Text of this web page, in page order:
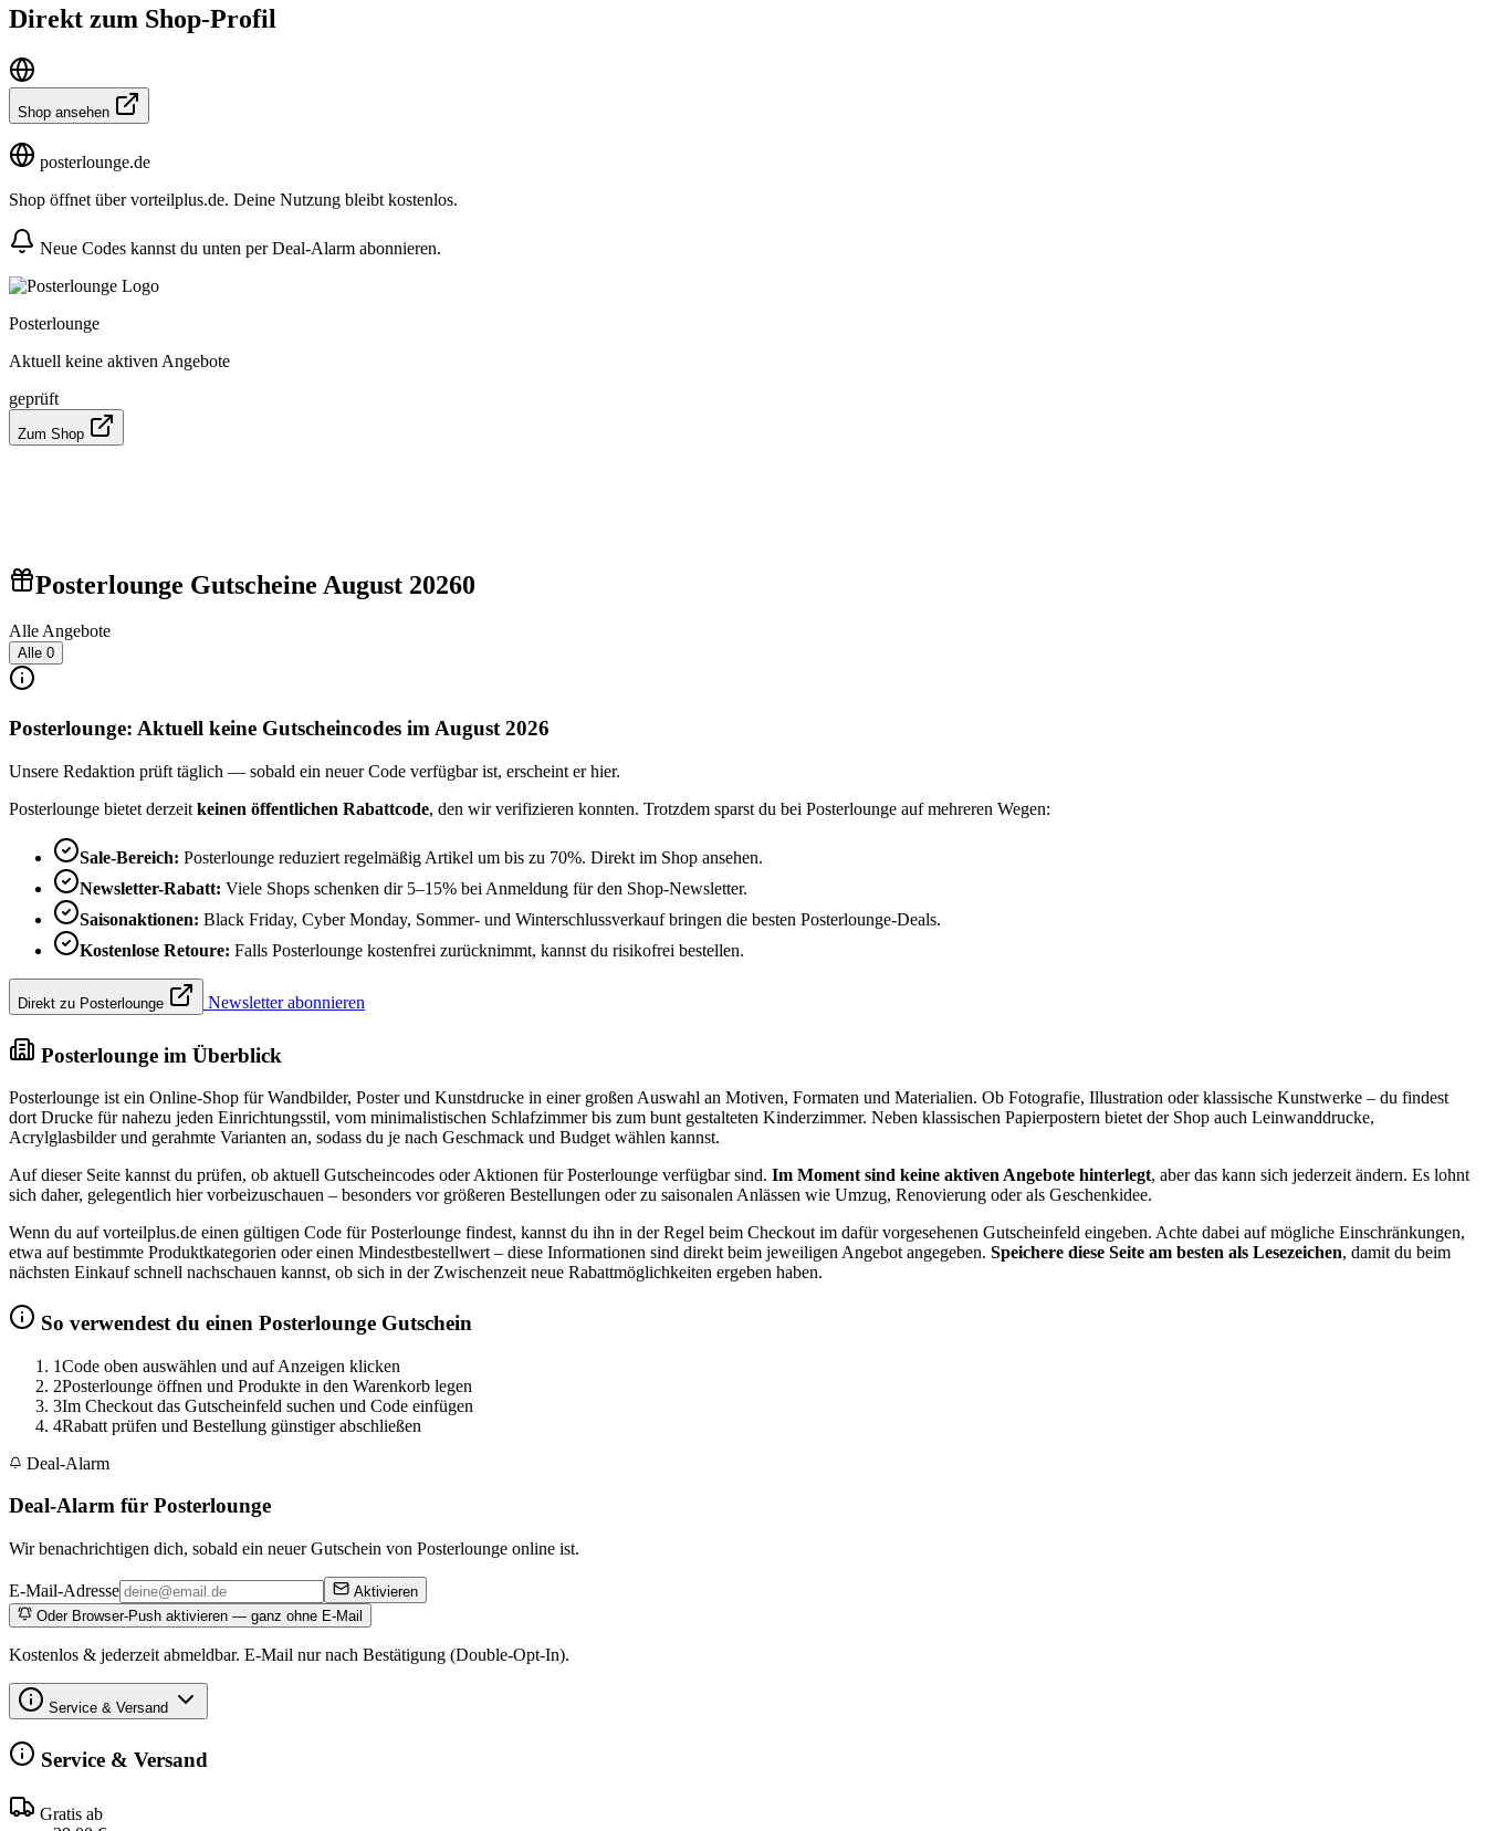
Direkt zum Shop-Profil
Shop ansehen
posterlounge.de
Shop öffnet über vorteilplus.de. Deine Nutzung bleibt kostenlos.
Neue Codes kannst du unten per Deal-Alarm abonnieren.
Posterlounge
Aktuell keine aktiven Angebote
geprüft
Zum Shop
Posterlounge Gutscheine August 20260
Alle Angebote
Alle 0
Posterlounge: Aktuell keine Gutscheincodes im August 2026
Unsere Redaktion prüft täglich — sobald ein neuer Code verfügbar ist, erscheint er hier.
Posterlounge bietet derzeit keinen öffentlichen Rabattcode, den wir verifizieren konnten. Trotzdem sparst du bei Posterlounge auf mehreren Wegen:
Sale-Bereich: Posterlounge reduziert regelmäßig Artikel um bis zu 70%. Direkt im Shop ansehen.
Newsletter-Rabatt: Viele Shops schenken dir 5–15% bei Anmeldung für den Shop-Newsletter.
Saisonaktionen: Black Friday, Cyber Monday, Sommer- und Winterschlussverkauf bringen die besten Posterlounge-Deals.
Kostenlose Retoure: Falls Posterlounge kostenfrei zurücknimmt, kannst du risikofrei bestellen.
Direkt zu Posterlounge Newsletter abonnieren
Posterlounge im Überblick
Posterlounge ist ein Online-Shop für Wandbilder, Poster und Kunstdrucke in einer großen Auswahl an Motiven, Formaten und Materialien. Ob Fotografie, Illustration oder klassische Kunstwerke – du findest
dort Drucke für nahezu jeden Einrichtungsstil, vom minimalistischen Schlafzimmer bis zum bunt gestalteten Kinderzimmer. Neben klassischen Papierpostern bietet der Shop auch Leinwanddrucke,
Acrylglasbilder und gerahmte Varianten an, sodass du je nach Geschmack und Budget wählen kannst.
Auf dieser Seite kannst du prüfen, ob aktuell Gutscheincodes oder Aktionen für Posterlounge verfügbar sind. Im Moment sind keine aktiven Angebote hinterlegt, aber das kann sich jederzeit ändern. Es lohnt
sich daher, gelegentlich hier vorbeizuschauen – besonders vor größeren Bestellungen oder zu saisonalen Anlässen wie Umzug, Renovierung oder als Geschenkidee.
Wenn du auf vorteilplus.de einen gültigen Code für Posterlounge findest, kannst du ihn in der Regel beim Checkout im dafür vorgesehenen Gutscheinfeld eingeben. Achte dabei auf mögliche Einschränkungen,
etwa auf bestimmte Produktkategorien oder einen Mindestbestellwert – diese Informationen sind direkt beim jeweiligen Angebot angegeben. Speichere diese Seite am besten als Lesezeichen, damit du beim
nächsten Einkauf schnell nachschauen kannst, ob sich in der Zwischenzeit neue Rabattmöglichkeiten ergeben haben.
So verwendest du einen Posterlounge Gutschein
1Code oben auswählen und auf Anzeigen klicken
2Posterlounge öffnen und Produkte in den Warenkorb legen
3Im Checkout das Gutscheinfeld suchen und Code einfügen
4Rabatt prüfen und Bestellung günstiger abschließen
Deal-Alarm
Deal-Alarm für Posterlounge
Wir benachrichtigen dich, sobald ein neuer Gutschein von Posterlounge online ist.
E-Mail-Adresse
Aktivieren
Oder Browser-Push aktivieren — ganz ohne E-Mail
Kostenlos & jederzeit abmeldbar. E-Mail nur nach Bestätigung (Double-Opt-In).
Service & Versand
Service & Versand
Gratis ab